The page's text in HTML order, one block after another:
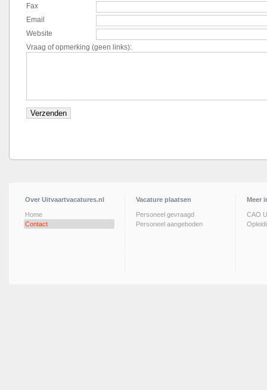
Fax
Email
Website
Vraag of opmerking (geen links):
Over Uitvaartvacatures.nl
Home
Contact
Vacature plaatsen
Personeel gevraagd
Personeel aangeboden
Meer
CAO